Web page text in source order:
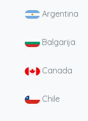
Argentina
Balgarija
Canada
Chile